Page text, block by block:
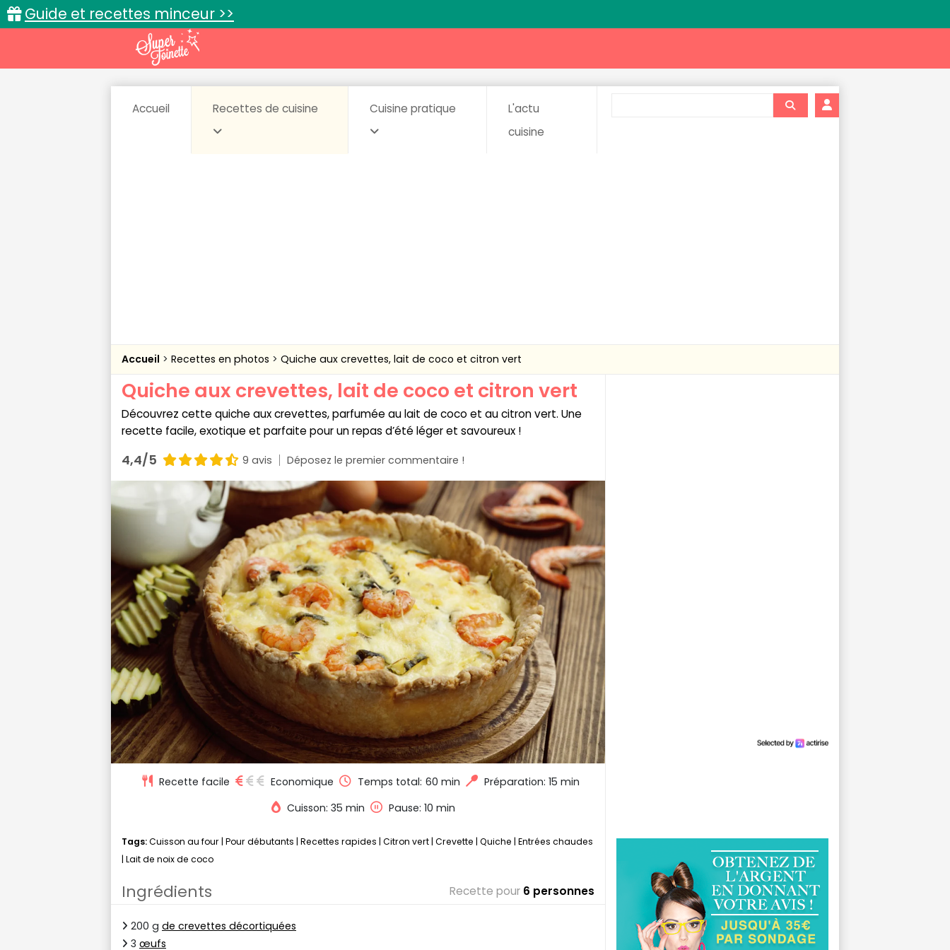
Guide et recettes minceur >>
Accueil Recettes de cuisine Cuisine pratique
L'actu
cuisine
Accueil Recettes en photos Quiche aux crevettes, lait de coco et citron vert
Quiche aux crevettes, lait de coco et citron vert
Découvrez cette quiche aux crevettes, parfumée au lait de coco et au citron vert. Une
recette facile, exotique et parfaite pour un repas d’été léger et savoureux !
4,4/5 9 avis Déposez le premier commentaire !
Recette facile Economique Temps total: 60 min
Préparation: 15 min
Cuisson: 35 min
Pause: 10 min
Tags:Cuisson au four | Pour débutants | Recettes rapides | Citron vert | Crevette | Quiche | Entrées chaudes
| Lait de noix de coco
Ingrédients Recette pour 6 personnes
200 g de crevettes décortiquées
3 œufs